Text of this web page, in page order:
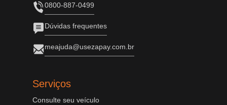
0800-887-0499
Dúvidas frequentes
meajuda@usezapay.com.br
Serviços
Consulte seu veículo